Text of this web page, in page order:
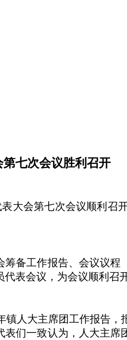
七次会议胜利召开
大会第七次会议顺利
备工作报告、会议议
表会议，为会议顺利召
镇人大主席团工作报告
们一致认为，人大主